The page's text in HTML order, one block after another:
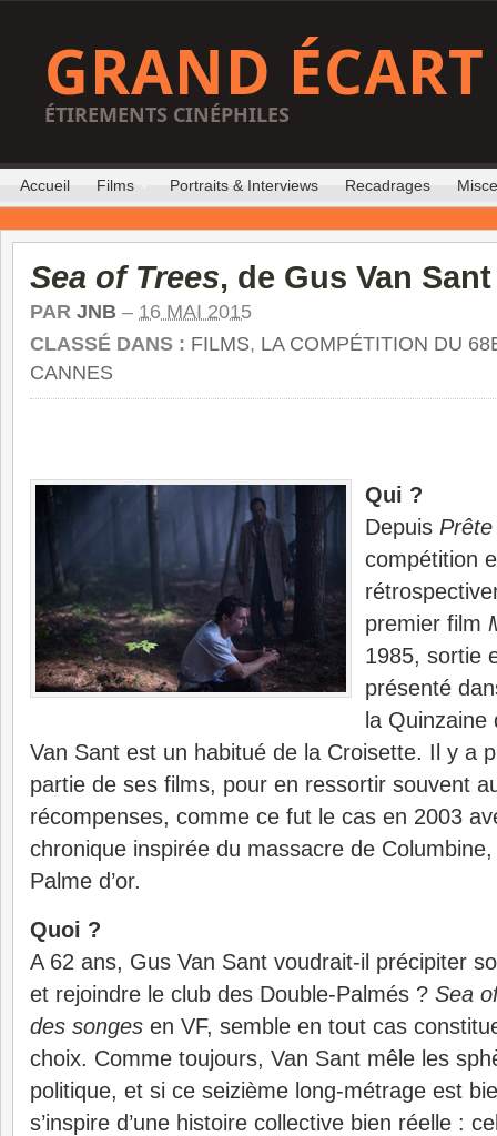
GRAND ÉCART
ÉTIREMENTS CINÉPHILES
Accueil Films Portraits & Interviews Recadrages
Sea of Trees, de Gus Van Sant
PAR JNB – 16 MAI 2015
CLASSÉ DANS : FILMS, LA COMPÉTITION DU
CANNES
Qui ?
Depuis
compétition
premier film
1985, sortie
présenté
la
Van Sant est un habitué de la Croisette. Il y a
partie de ses films, pour en ressortir souvent
récompenses, comme ce fut le cas en 2003
chronique inspirée du massacre de
Palme d’or.
Quoi ?
A 62 ans, Gus Van Sant voudrait-il précipiter
et rejoindre le club des Double-Palmés ? Sea
des songes en VF, semble en tout cas
choix. Comme toujours, Van Sant mêle les
politique, et si ce seizième long-métrage est
s’inspire d’une histoire collective bien réelle :